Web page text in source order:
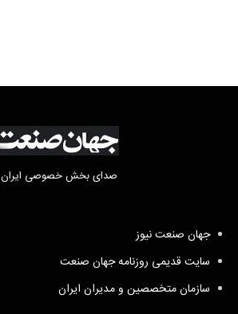
صدای بخش خصوصی ایران
جهان صنعت نیوز
سایت قدیمی روزنامه جهان صنعت
سازمان متخصصین و مدیران ایران